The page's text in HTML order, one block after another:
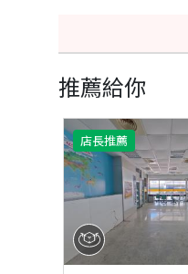
推薦給你
店長推薦